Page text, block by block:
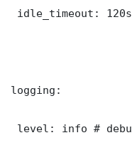
idle_timeout: 120s
logging:
level: info #